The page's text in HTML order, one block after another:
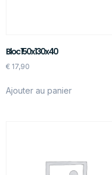
Bloc 150x130x40
€ 17,90
Ajouter au panier